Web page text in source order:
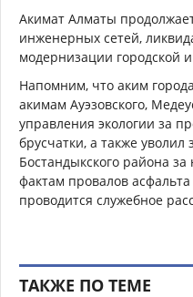
Акимат Алматы
инженерных сетей,
модернизации городской
Напомним, что аким
акимам Ауэзовского,
управления экологии за
брусчатки, а также уволил
Бостандыкского района
фактам провалов
проводится служебное
ТАКЖЕ ПО ТЕМЕ